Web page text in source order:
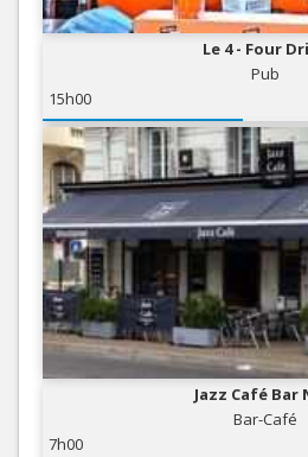
Le 4 - Four
Pub
15h00
Jazz Café Bar
Bar-Café
7h00